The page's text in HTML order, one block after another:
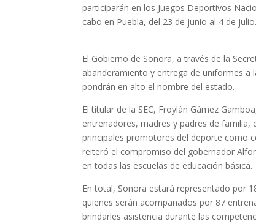
participarán en los Juegos Deportivos
cabo en Puebla, del 23 de junio al 4 de julio.
El Gobierno de Sonora, a través de la
abanderamiento y entrega de uniformes a
pondrán en alto el nombre del estado.
El titular de la SEC, Froylán Gámez
entrenadores, madres y padres de
principales promotores del deporte como
reiteró el compromiso del gobernador
en todas las escuelas de educación básica.
En total, Sonora estará representado por
quienes serán acompañados por 87
brindarles asistencia durante las